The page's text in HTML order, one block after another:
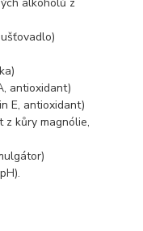
antioxidant)
E, antioxidant)
kůry magnólie,